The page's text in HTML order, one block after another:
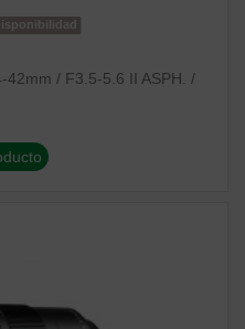
42mm / F3.5-5.6 II ASPH. /